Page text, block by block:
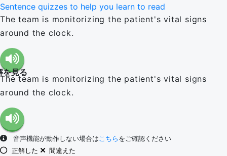
Sentence quizzes to help you learn to read
The team is monitorizing the patient's vital signs
around the clock.
を見る
The team is monitorizing the patient's vital signs
around the clock.
音声機能が動作しない場合は こちら をご確認ください
正解した
間違えた